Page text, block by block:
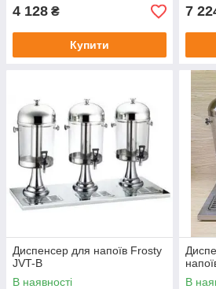
4 128 ₴
Купити
7
Диспенсер для напоїв Frosty
JVT-B
В наявності
В